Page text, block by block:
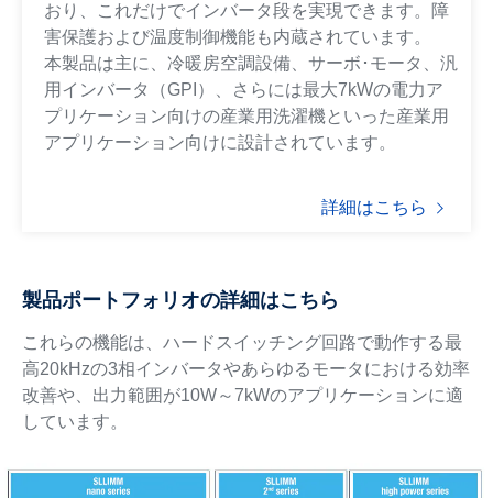
おり、これだけでインバータ段を実現できます。障
害保護および温度制御機能も内蔵されています。
本製品は主に、冷暖房空調設備、サーボ･モータ、汎
用インバータ（GPI）、さらには最大7kWの電力ア
プリケーション向けの産業用洗濯機といった産業用
アプリケーション向けに設計されています。
詳細はこちら
製品ポートフォリオの詳細はこちら
これらの機能は、ハードスイッチング回路で動作する最
高20kHzの3相インバータやあらゆるモータにおける効率
改善や、出力範囲が10W～7kWのアプリケーションに適
しています。